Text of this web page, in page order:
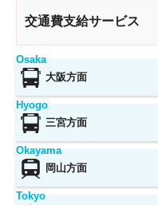
交通費支給サービス
Osaka
大阪方面
Hyogo
三宮方面
Okayama
岡山方面
Tokyo